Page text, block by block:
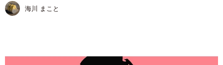
海川 まこと